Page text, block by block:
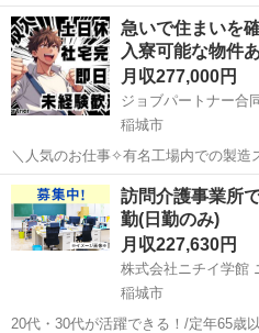
学館 ニチイケアセンター稲城 【勤務地】 東京都 稲城市 【アクセス】
稲城駅から徒歩2分 稲城駅/稲城長沼駅/
形態...
東京 稲城市 介護福祉士
急いで住まいを
入寮可能な物件
月収277,000円
ジョブパートナー合
稲城市
＼人気のお仕事✧有名工場内での製造スタッフ!!／ ✧
て✧ ￣￣V￣￣￣￣￣￣￣￣￣￣￣￣￣ ▼必要な材料のピッキン
材料を機械にセットし製品を製造 ▼
査 ...
東京 稲城市 工場 健康保険
訪問介護事業所
勤(日勤のみ)
月収227,630円
株式会社ニチイ学館
稲城市
20代・30代が活躍できる！/定年65歳以上 【施設名】 株式会社